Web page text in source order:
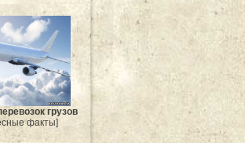
грузов
факты]